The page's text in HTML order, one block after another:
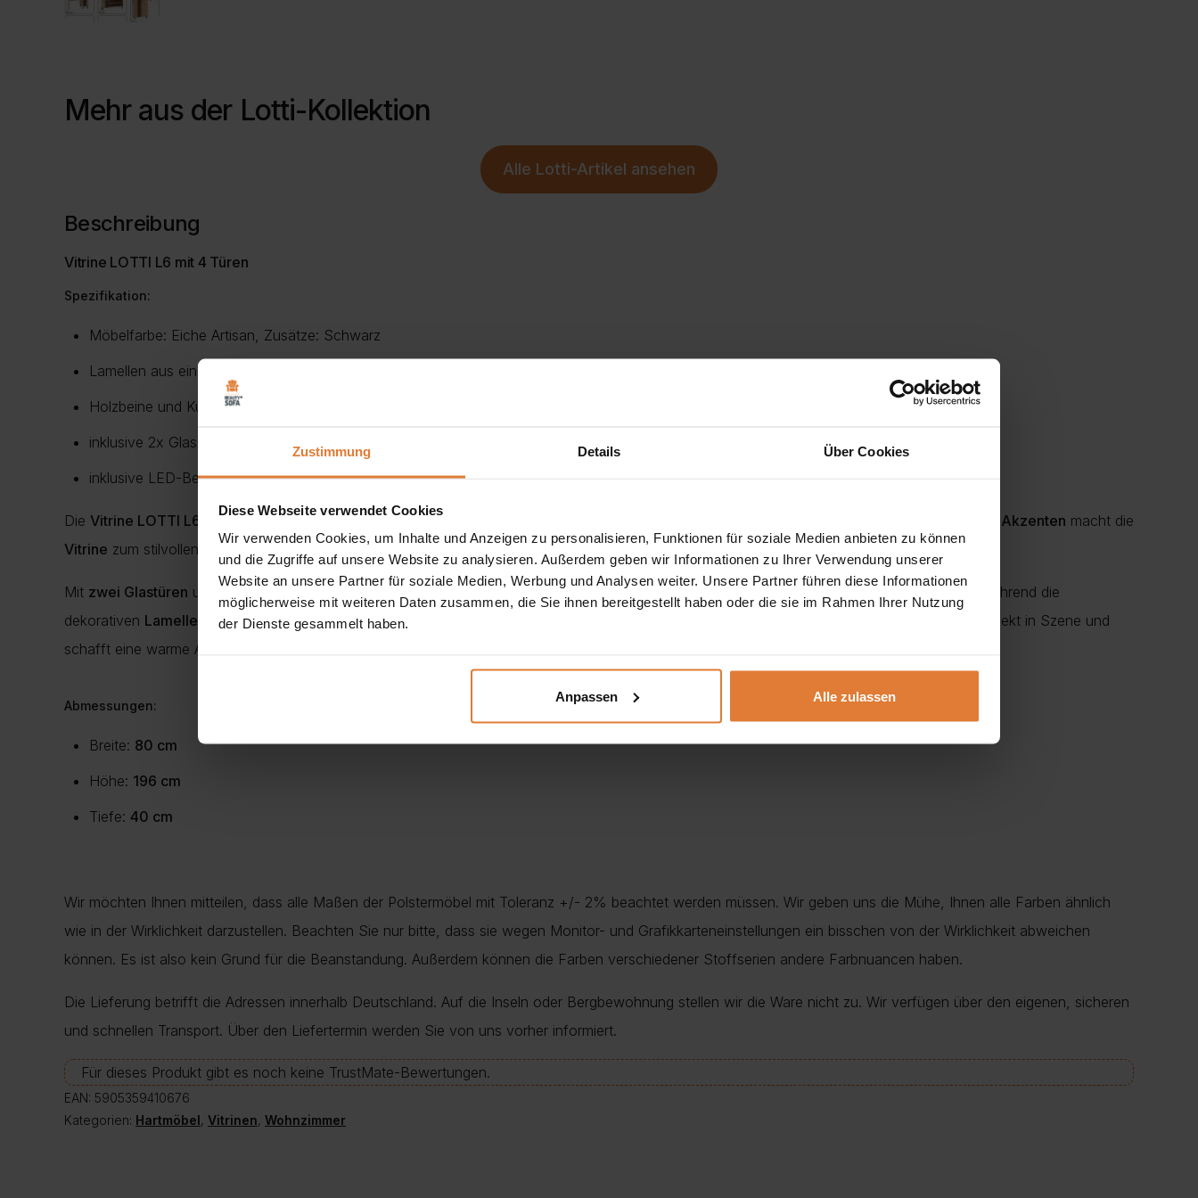
Zustimmung Details Über Cookies
Diese Webseite verwendet Cookies
Wir verwenden Cookies, um Inhalte und Anzeigen zu personalisieren, Funktionen für soziale Medien anbieten zu können
und die Zugriffe auf unsere Website zu analysieren. Außerdem geben wir Informationen zu Ihrer Verwendung unserer
Website an unsere Partner für soziale Medien, Werbung und Analysen weiter. Unsere Partner führen diese Informationen
möglicherweise mit weiteren Daten zusammen, die Sie ihnen bereitgestellt haben oder die sie im Rahmen Ihrer Nutzung
der Dienste gesammelt haben.
Anpassen Alle zulassen
Mehr aus der Lotti-Kollektion
Alle Lotti-Artikel ansehen
Beschreibung
Vitrine LOTTI L6 mit 4 Türen
Spezifikation:
Möbelfarbe: Eiche Artisan, Zusätze: Schwarz
Lamellen aus einer Platte, 16mm/25mm beschichtetes schwarzes PVC
Holzbeine und Kunststoff Griffe
inklusive 2x Glastüren und 2x Holztüren
inklusive LED-Beleuchtung
Die Vitrine LOTTI L6 kombiniertelegantes Design mit großzügigem Akzenten macht die
Vitrine zum stilvollen Blickfang in Wohnzimmer Flur
Mit zwei Glastüren und reichlich Platz für Geschirr
, während die
dekorativen Lamellen den modernen Charakter desMöbelstücks
setzt Ihre Lieblingsstücke perfekt in Szene und
schafft eine warme Atmosphäre. Die erhöhten
Abmessungen:
Breite: 80 cm
Höhe: 196 cm
Tiefe: 40 cm
Wir möchten Ihnen mitteilen, dass alle Maßen der Polstermöbel mit Toleranz +/- 2% beachtet werden müssen. Wir geben uns die Mühe, Ihnen alle Farben ähnlich
wie in der Wirklichkeit darzustellen. Beachten Sie nur bitte, dass sie wegen Monitor- und Grafikkarteneinstellungen ein bisschen von der Wirklichkeit abweichen
können. Es ist also kein Grund für die Beanstandung. Außerdem können die Farben verschiedener Stoffserien andere Farbnuancen haben.
Die Lieferung betrifft die Adressen innerhalb Deutschland. Auf die Inseln oder Bergbewohnung stellen wir die Ware nicht zu. Wir verfügen über den eigenen, sicheren
und schnellen Transport. Über den Liefertermin werden Sie von uns vorher informiert.
Für dieses Produkt gibt es noch keine TrustMate-Bewertungen.
EAN: 5905359410676
Kategorien: Hartmöbel, Vitrinen, Wohnzimmer